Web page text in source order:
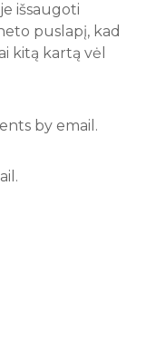
išsaugoti
puslapį, kad
kitą kartą vėl
by email.